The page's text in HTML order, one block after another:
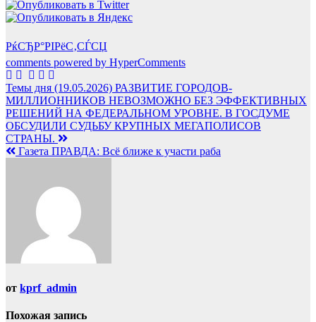
РќСЂР°РІРёС‚СЃСЏ
comments powered by HyperComments
Навигация
по
записям
Темы дня (19.05.2026) РАЗВИТИЕ ГОРОДОВ-
МИЛЛИОННИКОВ НЕВОЗМОЖНО БЕЗ ЭФФЕКТИВНЫХ
РЕШЕНИЙ НА ФЕДЕРАЛЬНОМ УРОВНЕ. В ГОСДУМЕ
ОБСУДИЛИ СУДЬБУ КРУПНЫХ МЕГАПОЛИСОВ
СТРАНЫ.
Газета ПРАВДА: Всё ближе к участи раба
от kprf_admin
Похожая запись